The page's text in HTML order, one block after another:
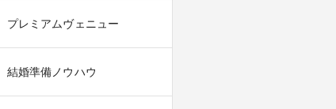
プレミアムヴェニュー
結婚準備ノウハウ